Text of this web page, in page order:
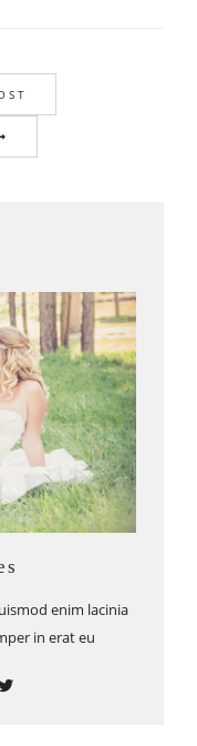
enim lacinia
in erat eu